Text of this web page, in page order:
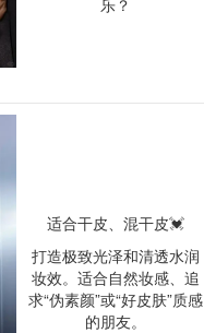
乐？
适合干皮、混干皮💓
打造极致光泽和清透水润
妆效。适合自然妆感、追
求“伪素颜”或“好皮肤”质感
的朋友。